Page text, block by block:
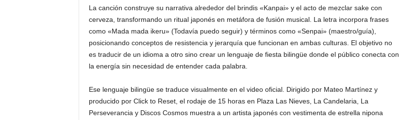
La canción construye su narrativa alrededor del brindis «Kanpai» y el acto de mezclar sake con
cerveza, transformando un ritual japonés en metáfora de fusión musical. La letra incorpora frases
como «Mada mada ikeru» (Todavía puedo seguir) y términos como «Senpai» (maestro/guía),
posicionando conceptos de resistencia y jerarquía que funcionan en ambas culturas. El objetivo no
es traducir de un idioma a otro sino crear un lenguaje de fiesta bilingüe donde el público conecta con
la energía sin necesidad de entender cada palabra.
Ese lenguaje bilingüe se traduce visualmente en el video oficial. Dirigido por Mateo Martínez y
producido por Click to Reset, el rodaje de 15 horas en Plaza Las Nieves, La Candelaria, La
Perseverancia y Discos Cosmos muestra a un artista japonés con vestimenta de estrella nipona